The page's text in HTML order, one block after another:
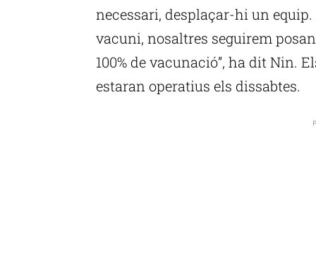
necessari, desplaçar-hi un equip.
vacuni, nosaltres seguirem
100% de vacunació”, ha dit Nin.
estaran operatius els dissabtes.